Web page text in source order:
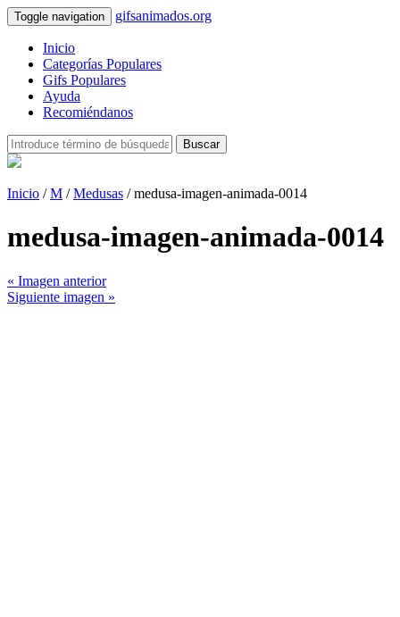
Toggle navigation gifsanimados.org
Inicio
Categorías Populares
Gifs Populares
Ayuda
Recomiéndanos
Buscar
Inicio /M /Medusas / medusa-imagen-animada-0014
medusa-imagen-animada-0014
« Imagen anterior
Siguiente imagen »